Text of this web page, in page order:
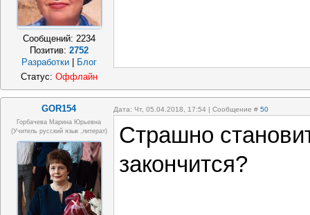
Сообщений: 2234
Позитив: 2752
Разработки
Блог
Статус: Оффлайн
GOR154 Дата: Чт, 05.04.2018, 17:54 | Сообщение # 50
Горбачева Марина Юрьевна
(учитель русский язык ,литерат)
Страшно
закончится?